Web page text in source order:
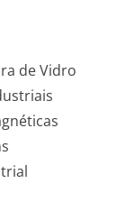
de Vidro